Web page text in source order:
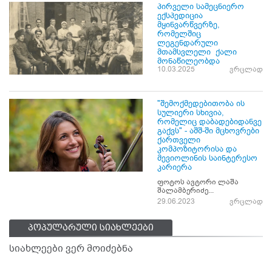
პირველი სამეცნიერო
ექსპედიცია
მყინვარწვერზე,
რომელშიც
ლეგენდარული
მთამსვლელი ქალი
მონაწილეობდა
10.03.2025 ვრცლად
"შემოქმედებითობა ის
სულიერი სხივია,
რომელიც დაბადებიდანვე
გაქვს" - აშშ-ში მცხოვრები
ქართველი
კომპოზიტორისა და
მევიოლინის საინტერესო
კარიერა
ფოტოს ავტორი ლაშა
შალამბერიძე...
29.06.2023
ვრცლად
პოპულარული სიახლეები
სიახლეები ვერ მოიძებნა